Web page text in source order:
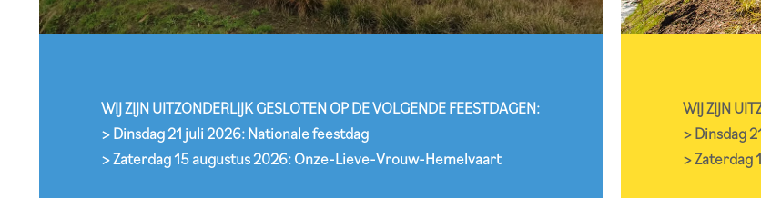
WIJ ZIJN UITZONDERLIJK GESLOTEN OP DE VOLGENDE FEESTDAGEN:
>Dinsdag 21 juli 2026: Nationale feestdag
> Zaterdag 15 augustus 2026: Onze-Lieve-Vrouw-Hemelvaart
WIJ ZIJN
> Dinsdag
> Zaterdag